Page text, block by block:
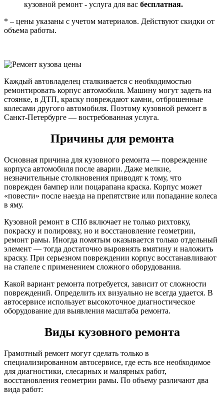
кузовной ремонт - услуга для вас бесплатная.
* – цены указаны с учетом материалов. Действуют скидки от
объема работы.
Каждый автовладелец сталкивается с необходимостью
ремонтировать корпус автомобиля. Машину могут задеть на
стоянке, в ДТП, краску повреждают камни, отброшенные
колесами другого автомобиля. Поэтому кузовной ремонт в
Санкт-Петербурге — востребованная услуга.
Причины для ремонта
Основная причина для кузовного ремонта — повреждение
корпуса автомобиля после аварии. Даже мелкие,
незначительные столкновения приводят к тому, что
поврежден бампер или поцарапана краска. Корпус может
«повести» после наезда на препятствие или попадание колеса
в яму.
Кузовной ремонт в СПб включает не только рихтовку,
покраску и полировку, но и восстановление геометрии,
ремонт рамы. Иногда помятым оказывается только отдельный
элемент — тогда достаточно выровнять вмятину и наложить
краску. При серьезном повреждении корпус восстанавливают
на стапеле с применением сложного оборудования.
Какой вариант ремонта потребуется, зависит от сложности
повреждений. Определить их визуально не всегда удается. В
автосервисе использует высокоточное диагностическое
оборудование для выявления масштаба ремонта.
Виды кузовного ремонта
Грамотный ремонт могут сделать только в
специализированном автосервисе, где есть все необходимое
для диагностики, слесарных и малярных работ,
восстановления геометрии рамы. По объему различают два
вида работ: